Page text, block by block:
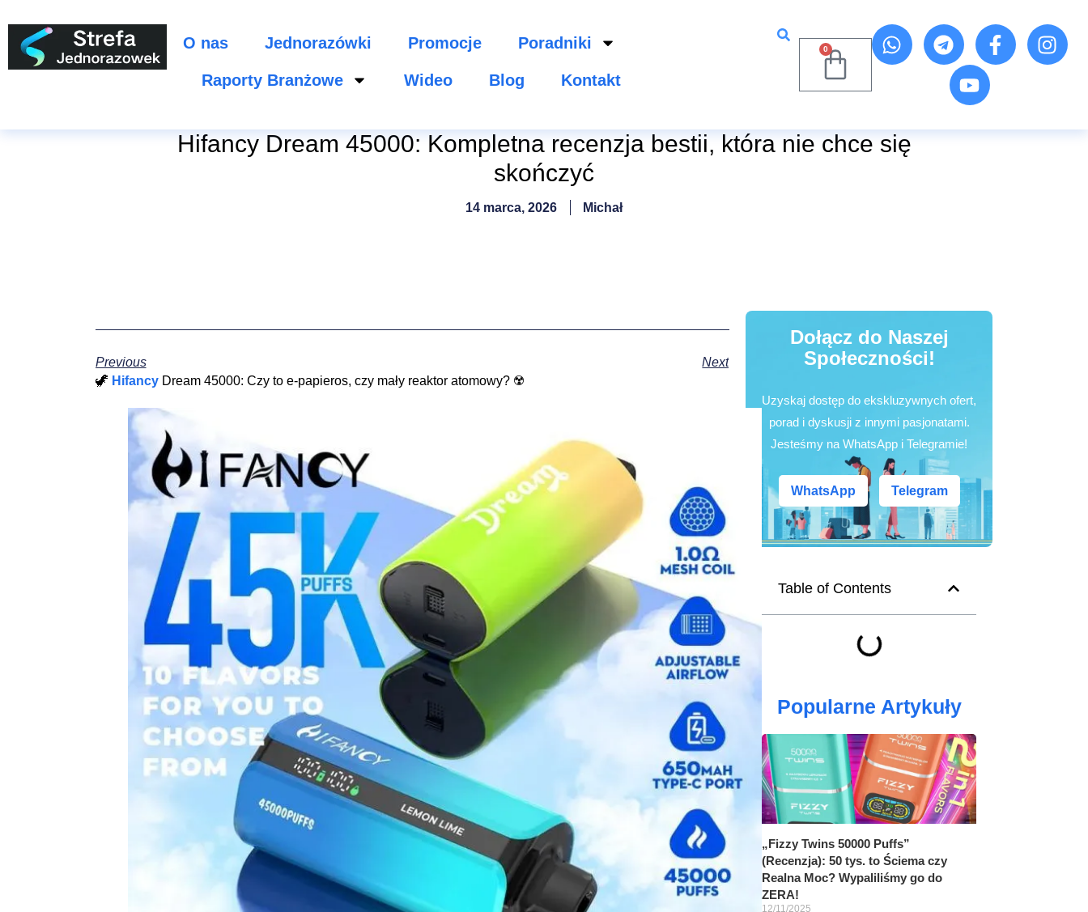
O nas Jednorazówki Promocje Poradniki
Raporty Branżowe Wideo Blog Kontakt
0
Hifancy Dream 45000: Kompletna recenzja bestii, która nie chce się
skończyć
14 marca, 2026 Michał
Dołącz do Naszej
Społeczności!
Uzyskaj dostęp do ekskluzywnych ofert,
porad i dyskusji z innymi pasjonatami.
Jesteśmy na WhatsApp i Telegramie!
WhatsApp Telegram
Table of Contents
Popularne Artykuły
„Fizzy Twins 50000 Puffs”
(Recenzja): 50 tys. to Ściema czy
Realna Moc? Wypaliliśmy go do
ZERA!
12/11/2025
Previous
Next
🦖 HifancyDream 45000: Czy to e-papieros, czy mały reaktor atomowy? ☢️